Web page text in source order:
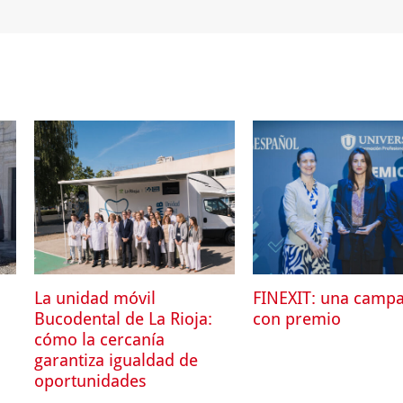
La unidad móvil
Bucodental de La Rioja:
cómo la cercanía
garantiza igualdad de
oportunidades
FINEXIT: una
con premio